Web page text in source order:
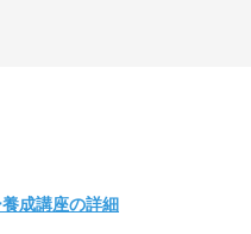
成講座の詳細